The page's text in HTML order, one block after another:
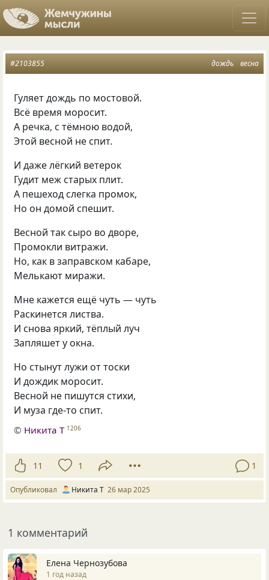
дождь весна
#2103855
Гуляет дождь по мостовой.
Всё время моросит.
А речка, с тёмною водой,
Этой весной не спит.
И даже лёгкий ветерок
Гудит меж старых плит.
А пешеход слегка промок,
Но он домой спешит.
Весной так сыро во дворе,
Промокли витражи.
Но, как в заправском кабаре,
Мелькают миражи.
Мне кажется ещё чуть — чуть
Раскинется листва.
И снова яркий, тёплый луч
Запляшет у окна.
Но стынут лужи от тоски
И дождик моросит.
Весной не пишутся стихи,
И муза где-то спит.
© Никита Т 1206
11 1 1
Опубликовал Никита Т 26 мар 2025
1 комментарий
Елена Чернозубова
1 год назад